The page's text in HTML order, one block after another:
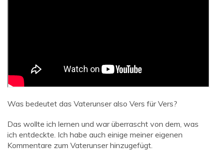
Was bedeutet das Vaterunser also Vers für Vers?
Das wollte ich lernen und war überrascht von dem, was
ich entdeckte. Ich habe auch einige meiner eigenen
Kommentare zum Vaterunser hinzugefügt.